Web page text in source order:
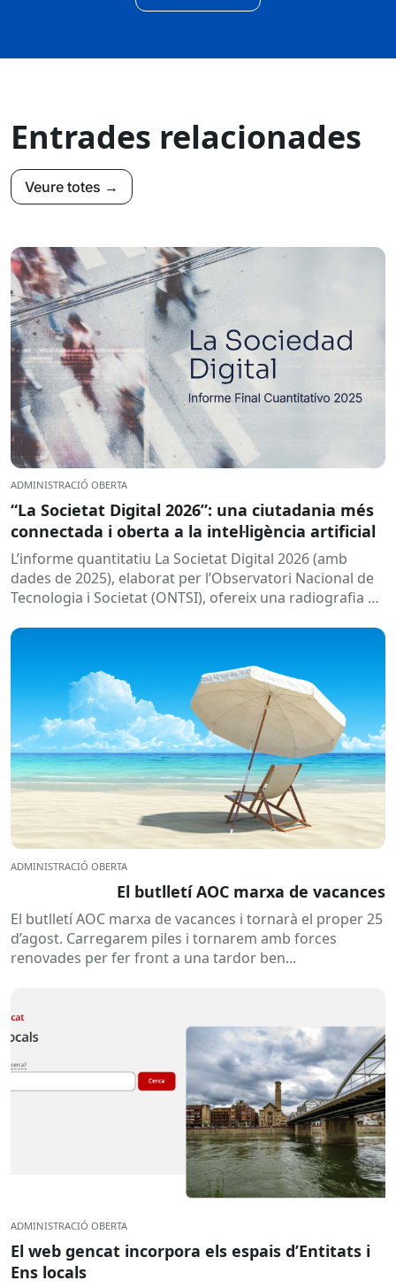
Entrades relacionades
Veure totes →
ADMINISTRACIÓ OBERTA
“La Societat Digital 2026”: una ciutadania més
connectada i oberta a la intel·ligència artificial
L’informe quantitatiu La Societat Digital 2026 (amb
dades de 2025), elaborat per l’Observatori Nacional de
Tecnologia i Societat (ONTSI), ofereix una radiografia de
ADMINISTRACIÓ OBERTA
El butlletí AOC marxa de vacances
El butlletí AOC marxa de vacances i tornarà el proper 25
d’agost. Carregarem piles i tornarem amb forces
renovades per fer front a una tardor ben...
ADMINISTRACIÓ OBERTA
El web gencat incorpora els espais d’Entitats i
Ens locals